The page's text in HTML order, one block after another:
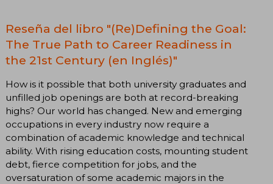
Reseña del libro "(Re)Defining the Goal:
The True Path to Career Readiness in
the 21st Century (en Inglés)"
How is it possible that both university graduates and
unfilled job openings are both at record-breaking
highs? Our world has changed. New and emerging
occupations in every industry now require a
combination of academic knowledge and technical
ability. With rising education costs, mounting student
debt, fierce competition for jobs, and the
oversaturation of some academic majors in the